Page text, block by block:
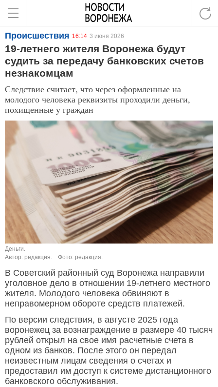
Происшествия 16:14 3 июня 2026
19-летнего жителя Воронежа будут
судить за передачу банковских счетов
незнакомцам
Следствие считает, что через оформленные на
молодого человека реквизиты проходили деньги,
похищенные у граждан
Деньги.
Автор: редакция.
Фото: редакция.
В Советский районный суд Воронежа направили
уголовное дело в отношении 19-летнего местного
жителя. Молодого человека обвиняют в
неправомерном обороте средств платежей.
По версии следствия, в августе 2025 года
воронежец за вознаграждение в размере 40 тысяч
рублей открыл на свое имя расчетные счета в
одном из банков. После этого он передал
неизвестным лицам сведения о счетах и
предоставил им доступ к системе дистанционного
банковского обслуживания.